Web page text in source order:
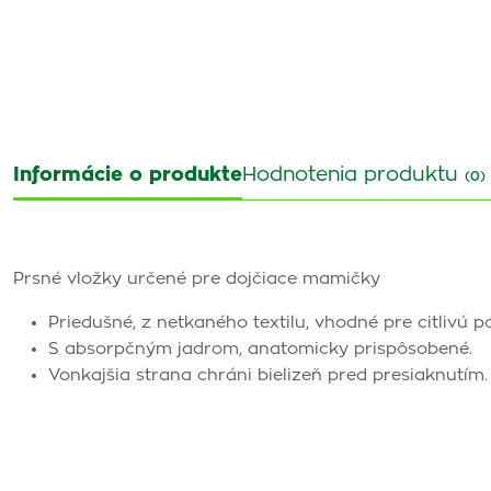
Informácie o produkteHodnotenia produktu (0)
Prsné vložky určené pre dojčiace mamičky
Priedušné, z netkaného textilu, vhodné pre citlivú
S absorpčným jadrom, anatomicky prispôsobené.
Vonkajšia strana chráni bielizeň pred presiaknutím.